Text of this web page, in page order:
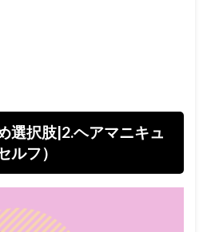
選択肢|2.ヘアマニキュ
ルフ）